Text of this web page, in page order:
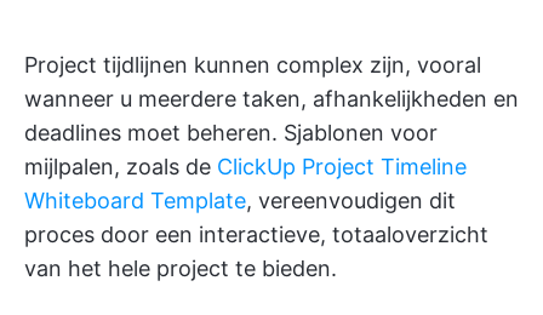
Project tijdlijnen kunnen complex zijn, vooral
wanneer u meerdere taken, afhankelijkheden en
deadlines moet beheren. Sjablonen voor
mijlpalen, zoals de ClickUp Project Timeline
Whiteboard Template, vereenvoudigen dit
proces door een interactieve, totaaloverzicht
van het hele project te bieden.